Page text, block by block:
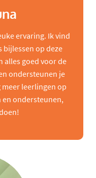
ervaring. Ik vind
bijlessen op deze
alles goed voor de
ondersteunen je
leerlingen op
en ondersteunen,